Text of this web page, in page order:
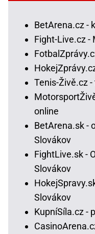
BetArena.cz -
Fight-Live.cz -
Tenis-Živě.cz
online
BetArena.sk -
Slovákov
FightLive.sk -
Slovákov
Slovákov
KupníSíla.cz -